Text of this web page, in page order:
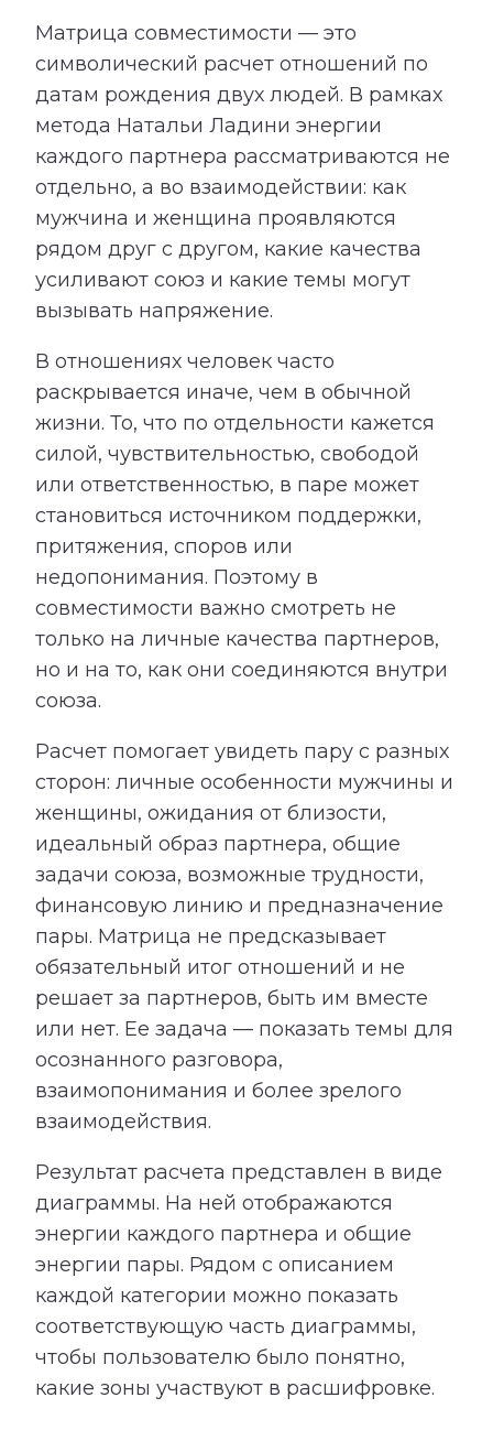
Матрица совместимости — это
символический расчет отношений по
датам рождения двух людей. В рамках
метода Натальи Ладини энергии
каждого партнера рассматриваются не
отдельно, а во взаимодействии: как
мужчина и женщина проявляются
рядом друг с другом, какие качества
усиливают союз и какие темы могут
вызывать напряжение.
В отношениях человек часто
раскрывается иначе, чем в обычной
жизни. То, что по отдельности кажется
силой, чувствительностью, свободой
или ответственностью, в паре может
становиться источником поддержки,
притяжения, споров или
недопонимания. Поэтому в
совместимости важно смотреть не
только на личные качества партнеров,
но и на то, как они соединяются внутри
союза.
Расчет помогает увидеть пару с разных
сторон: личные особенности мужчины и
женщины, ожидания от близости,
идеальный образ партнера, общие
задачи союза, возможные трудности,
финансовую линию и предназначение
пары. Матрица не предсказывает
обязательный итог отношений и не
решает за партнеров, быть им вместе
или нет. Ее задача — показать темы для
осознанного разговора,
взаимопонимания и более зрелого
взаимодействия.
Результат расчета представлен в виде
диаграммы. На ней отображаются
энергии каждого партнера и общие
энергии пары. Рядом с описанием
каждой категории можно показать
соответствующую часть диаграммы,
чтобы пользователю было понятно,
какие зоны участвуют в расшифровке.